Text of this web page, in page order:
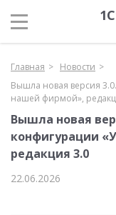
Главная
Новости
Вышла новая версия
нашей фирмой»,
Вышла новая
конфигурации
редакция 3.0
22.06.2026